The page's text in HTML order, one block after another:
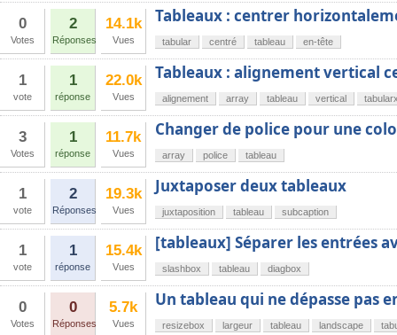
0
Votes
2
Réponses
14.1k
Vues
Tableaux : centrer
tabular centré tableau en-tête
1
vote
1
réponse
22.0k
Vues
Tableaux : alignement vertical
alignement array tableau vertical
3
Votes
1
réponse
11.7k
Vues
Changer de police pour une
array police tableau
1
vote
2
Réponses
19.3k
Vues
Juxtaposer deux tableaux
juxtaposition tableau subcaption
1
vote
1
réponse
15.4k
Vues
[tableaux] Séparer les entrées
slashbox tableau diagbox
0
Votes
0
Réponses
5.7k
Vues
Un tableau qui ne dépasse pas
resizebox largeur tableau landscape